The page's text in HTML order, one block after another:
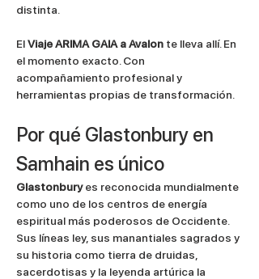
distinta.
El Viaje ARIMA GAIA a Avalon te lleva allí. En
el momento exacto. Con
acompañamiento profesional y
herramientas propias de transformación.
Por qué Glastonbury en
Samhain es único
Glastonbury es reconocida mundialmente
como uno de los centros de energía
espiritual más poderosos de Occidente.
Sus líneas ley, sus manantiales sagrados y
su historia como tierra de druidas,
sacerdotisas y la leyenda artúrica la